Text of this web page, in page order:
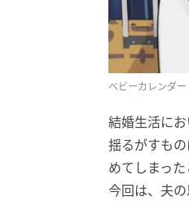
ベビーカレンダー
結婚生活に
揺るがすも
めてしまっ
今回は、夫